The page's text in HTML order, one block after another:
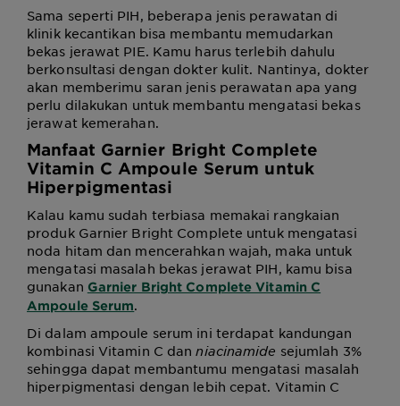
Sama seperti PIH, beberapa jenis perawatan di
klinik kecantikan bisa membantu memudarkan
bekas jerawat PIE. Kamu harus terlebih dahulu
berkonsultasi dengan dokter kulit. Nantinya, dokter
akan memberimu saran jenis perawatan apa yang
perlu dilakukan untuk membantu mengatasi bekas
jerawat kemerahan.
Manfaat Garnier Bright Complete
Vitamin C Ampoule Serum untuk
Hiperpigmentasi
Kalau kamu sudah terbiasa memakai rangkaian
produk Garnier Bright Complete untuk mengatasi
noda hitam dan mencerahkan wajah, maka untuk
mengatasi masalah bekas jerawat PIH, kamu bisa
gunakan Garnier Bright Complete Vitamin C
Ampoule Serum.
Di dalam ampoule serum ini terdapat kandungan
kombinasi Vitamin C danniacinamide sejumlah 3%
sehingga dapat membantumu mengatasi masalah
hiperpigmentasi dengan lebih cepat. Vitamin C